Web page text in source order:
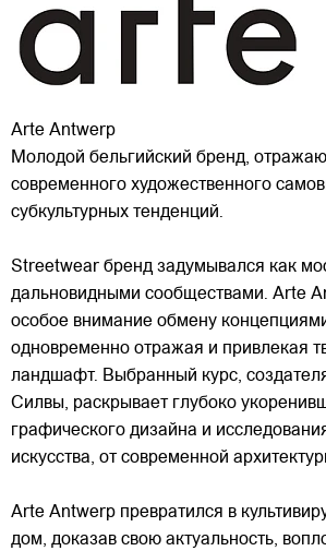
Arte Antwerp
Молодой бельгийский бренд,
современного художественного
субкультурных тенденций.
Streetwear бренд задумывался как
дальновидными сообществами. Arte
особое внимание обмену
одновременно отражая и привлекая
ландшафт. Выбранный курс,
Силвы, раскрывает глубоко
графического дизайна и
искусства, от современной
Arte Antwerp превратился в
дом, доказав свою актуальность,